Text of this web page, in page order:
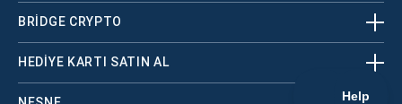
BRIDGE CRYPTO
HEDIYE KARTI SATIN AL